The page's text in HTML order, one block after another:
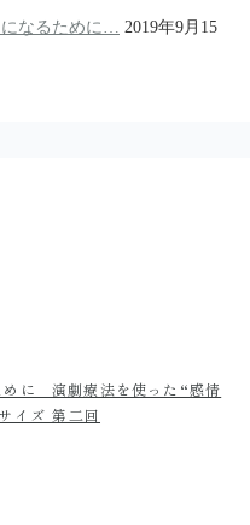
なるために…
2019年9月15
めに 演劇療法を使った“感情
イズ 第二回